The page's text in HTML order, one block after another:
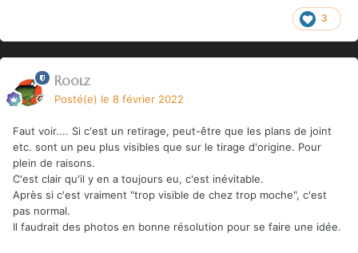
3
Roolz
Posté(e) le 8 février 2022
Faut voir.... Si c'est un retirage, peut-être que les plans de joint
etc. sont un peu plus visibles que sur le tirage d'origine. Pour
plein de raisons.
C'est clair qu'il y en a toujours eu, c'est inévitable.
Après si c'est vraiment "trop visible de chez trop moche", c'est
pas normal.
Il faudrait des photos en bonne résolution pour se faire une idée.